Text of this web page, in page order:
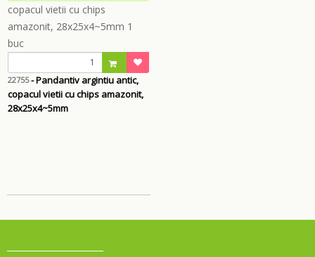
22755- Pandantiv argintiu antic,
copacul vietii cu chips amazonit,
28x25x4~5mm